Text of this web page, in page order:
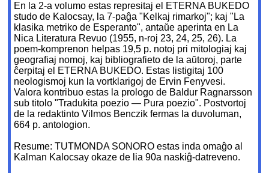
En la 2-a volumo estas represitaj el ETERNA BUKEDO
studo de Kalocsay, la 7-paĝa "Kelkaj rimarkoj"; kaj "La
klasika metriko de Esperanto", antaŭe aperinta en La
Nica Literatura Revuo (1955, n-roj 23, 24, 25, 26). La
poem-komprenon helpas 19,5 p. notoj pri mitologiaj kaj
geografiaj nomoj, kaj bibliografieto de la aŭtoroj, parte
ĉerpitaj el ETERNA BUKEDO. Estas listigitaj 100
neologismoj kun la vortklarigoj de Ervin Fenyvesi.
Valora kontribuo estas la prologo de Baldur Ragnarsson
sub titolo "Tradukita poezio — Pura poezio". Postvortoj
de la redaktinto Vilmos Benczik fermas la duvoluman,
664 p. antologion.
Resume: TUTMONDA SONORO estas inda omaĝo al
Kalman Kalocsay okaze de lia 90a naskiĝ-datreveno.